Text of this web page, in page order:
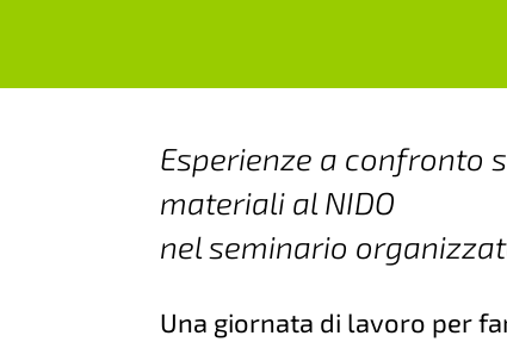
Esperienze a confronto
materiali al NIDO
nel seminario
Una giornata di lavoro per